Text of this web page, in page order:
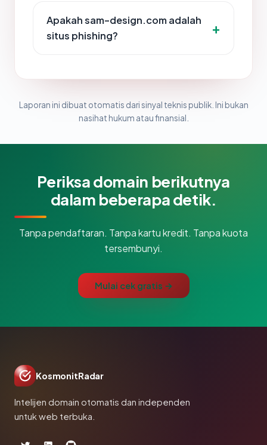
Apakah sam-design.com adalah
situs phishing?
Laporan ini dibuat otomatis dari sinyal teknis publik. Ini bukan
nasihat hukum atau finansial.
Periksa domain berikutnya
dalam beberapa detik.
Tanpa pendaftaran. Tanpa kartu kredit. Tanpa kuota
tersembunyi.
Mulai cek gratis →
KosmonitRadar
Intelijen domain otomatis dan independen
untuk web terbuka.